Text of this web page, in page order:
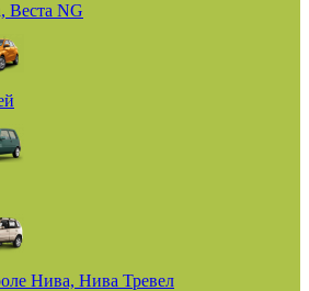
Веста NG
Нива, Нива Тревел